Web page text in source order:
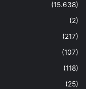
(15.638)
(2)
(217)
(107)
(118)
(25)